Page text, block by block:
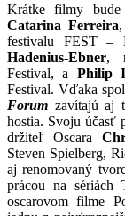
Krátke filmy
Catarina Ferreira
festivalu FEST –
Hadenius-Ebner,
Festival, a Philip
Festival. Vďaka
Forum zavítajú aj
hostia. Svoju účasť
držiteľ Oscara
Steven Spielberg,
aj renomovaný
prácou na sériách
oscarovom filme